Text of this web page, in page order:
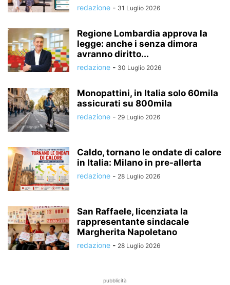
redazione - 31 Luglio 2026
Regione Lombardia approva la
legge: anche i senza dimora
avranno diritto...
redazione - 30 Luglio 2026
Monopattini, in Italia solo 60mila
assicurati su 800mila
redazione - 29 Luglio 2026
Caldo, tornano le ondate di calore
in Italia: Milano in pre-allerta
redazione - 28 Luglio 2026
San Raffaele, licenziata la
rappresentante sindacale
Margherita Napoletano
redazione - 28 Luglio 2026
pubblicità